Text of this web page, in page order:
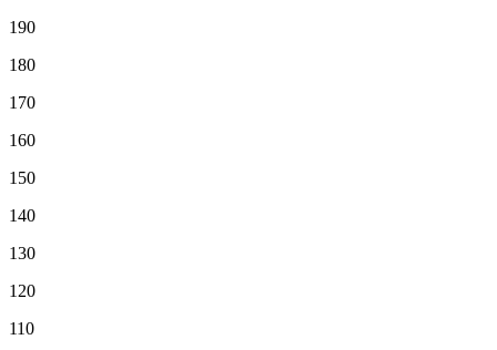
190
180
170
160
150
140
130
120
110